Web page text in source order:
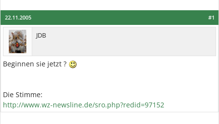
#1
22.11.2005
JDB
Beginnen sie jetzt ?
Die Stimme:
http://www.wz-newsline.de/sro.php?redid=97152